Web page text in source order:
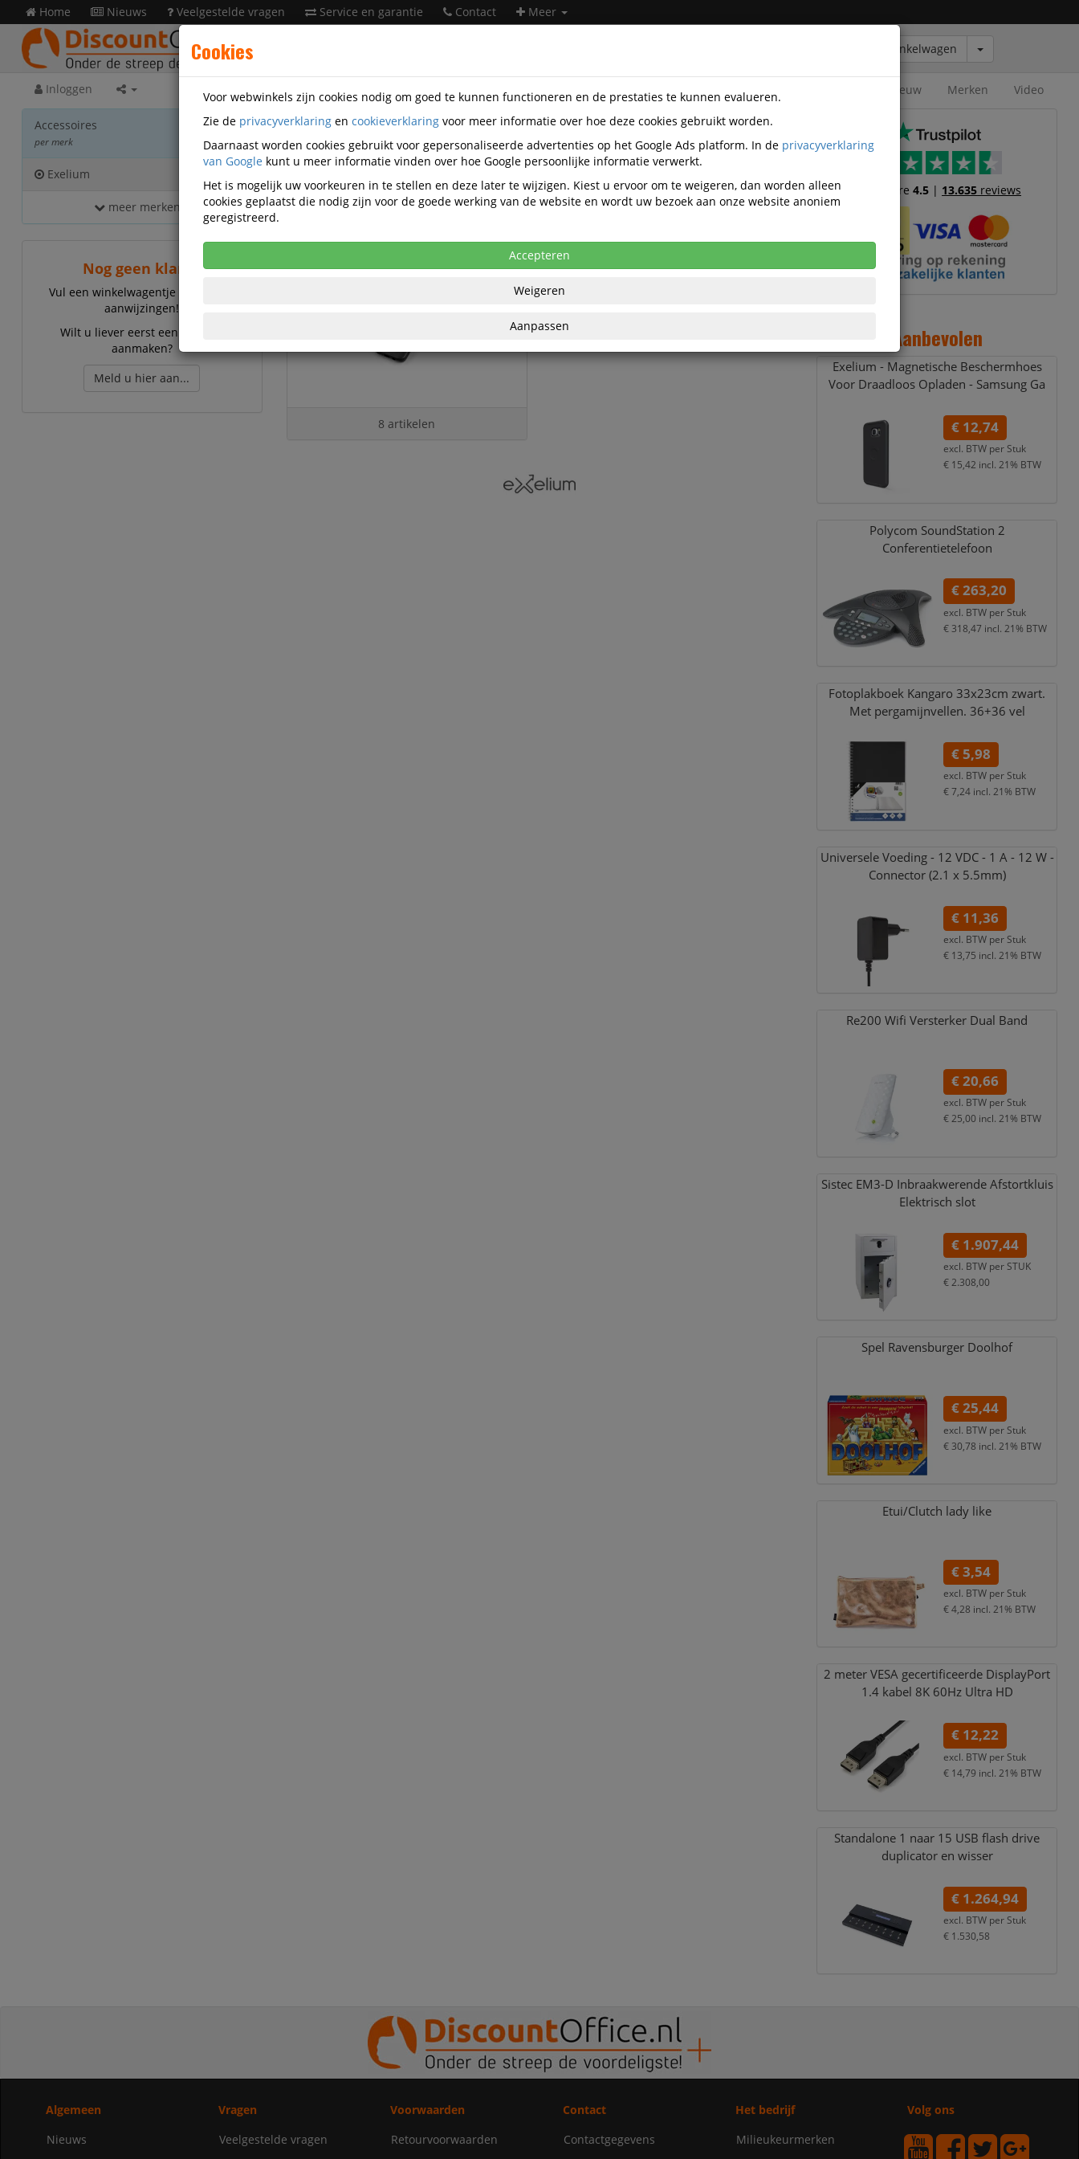
Winkelwagen
Home Nieuws Veelgestelde vragen Service en garantie Contact Meer
Inloggen Nieuw Merken Video
Accessoires
per merk
Exelium
meer merken...
Nog geen klant?
Vul een winkelwagentje en volg de
aanwijzingen!
Wilt u liever eerst een account
aanmaken?
Meld u hier aan...
Accessoires Exelium
Exelium accessoires
accessoires
8 artikelen
Exelium Smartphone hoesjes
Trustscore4.5 | 13.635 reviews
Aanbevolen
Exelium - Magnetische Beschermhoes
Voor Draadloos Opladen - Samsung Ga
€ 12,74
excl. BTW per Stuk
€ 15,42 incl. 21% BTW
Polycom SoundStation 2
Conferentietelefoon
€ 263,20
excl. BTW per Stuk
€ 318,47 incl. 21% BTW
Fotoplakboek Kangaro 33x23cm zwart.
Met pergamijnvellen. 36+36 vel
€ 5,98
excl. BTW per Stuk
€ 7,24 incl. 21% BTW
Universele Voeding - 12 VDC - 1 A - 12 W -
Connector (2.1 x 5.5mm)
€ 11,36
excl. BTW per Stuk
€ 13,75 incl. 21% BTW
Re200 Wifi Versterker Dual Band
€ 20,66
excl. BTW per Stuk
€ 25,00 incl. 21% BTW
Sistec EM3-D Inbraakwerende Afstortkluis
Elektrisch slot
€ 1.907,44
excl. BTW per STUK
€ 2.308,00
Spel Ravensburger Doolhof
€ 25,44
excl. BTW per Stuk
€ 30,78 incl. 21% BTW
Etui/Clutch lady like
€ 3,54
excl. BTW per Stuk
€ 4,28 incl. 21% BTW
2 meter VESA gecertificeerde DisplayPort
1.4 kabel 8K 60Hz Ultra HD
€ 12,22
excl. BTW per Stuk
€ 14,79 incl. 21% BTW
Standalone 1 naar 15 USB flash drive
duplicator en wisser
€ 1.264,94
excl. BTW per Stuk
€ 1.530,58
Algemeen
Nieuws
Vragen
Veelgestelde vragen
Voorwaarden
Retourvoorwaarden
Contact
Contactgegevens
Het bedrijf
Milieukeurmerken
Volg ons
Cookies
Voor webwinkels zijn cookies nodig om goed te kunnen functioneren en de prestaties te kunnen evalueren.
Zie de privacyverklaring en cookieverklaring voor meer informatie over hoe deze cookies gebruikt worden.
Daarnaast worden cookies gebruikt voor gepersonaliseerde advertenties op het Google Ads platform. In de privacyverklaring
van Google kunt u meer informatie vinden over hoe Google persoonlijke informatie verwerkt.
Het is mogelijk uw voorkeuren in te stellen en deze later te wijzigen. Kiest u ervoor om te weigeren, dan worden alleen
cookies geplaatst die nodig zijn voor de goede werking van de website en wordt uw bezoek aan onze website anoniem
geregistreerd.
Accepteren
Weigeren
Aanpassen